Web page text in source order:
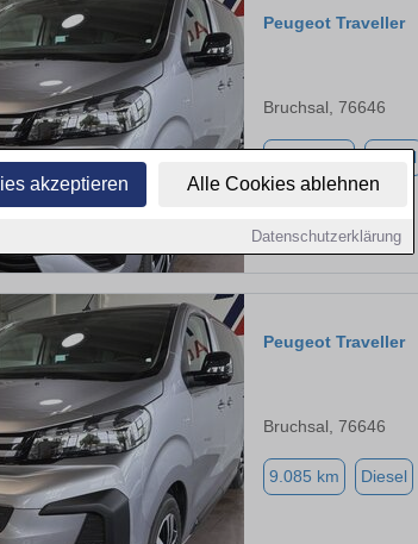
akzeptieren Alle Cookies ablehnen
Datenschutzerklärung
Peugeot Traveller
Bruchsal, 76646
Diesel
Peugeot Traveller
Bruchsal, 76646
9.085 km Diesel